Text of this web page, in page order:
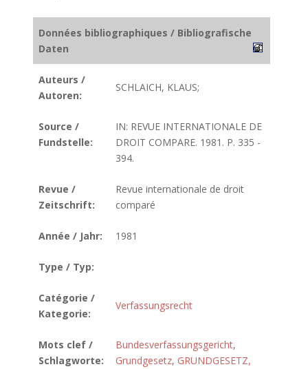
Données bibliographiques / Bibliografische
Daten
Auteurs /
Autoren:
SCHLAICH, KLAUS;
Source /
Fundstelle:
IN: REVUE INTERNATIONALE DE
DROIT COMPARE. 1981. P. 335 -
394.
Revue /
Zeitschrift:
Revue internationale de droit
comparé
Année / Jahr: 1981
Type / Typ:
Catégorie /
Kategorie:
Verfassungsrecht
Mots clef /
Schlagworte:
Bundesverfassungsgericht,
Grundgesetz, GRUNDGESETZ,